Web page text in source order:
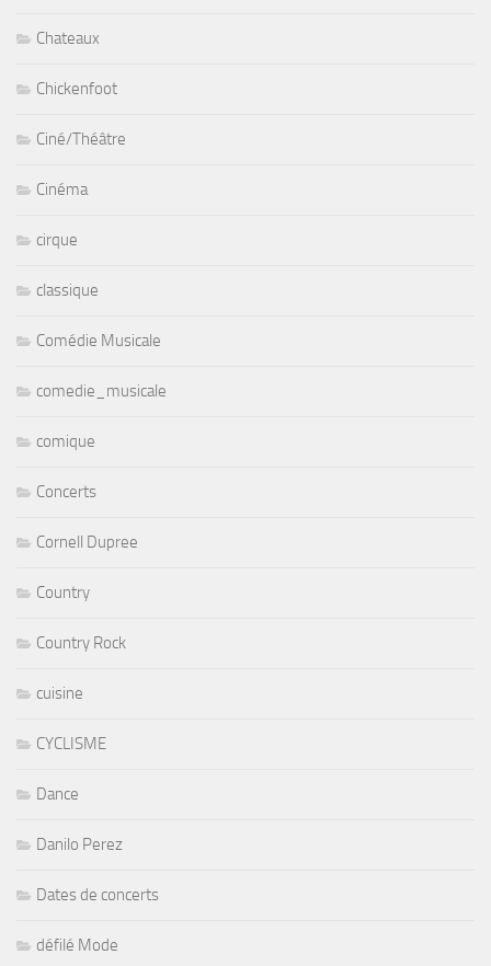
Chateaux
Chickenfoot
Ciné/Théâtre
Cinéma
cirque
classique
Comédie Musicale
comedie_musicale
comique
Concerts
Cornell Dupree
Country
Country Rock
cuisine
CYCLISME
Dance
Danilo Perez
Dates de concerts
défilé Mode